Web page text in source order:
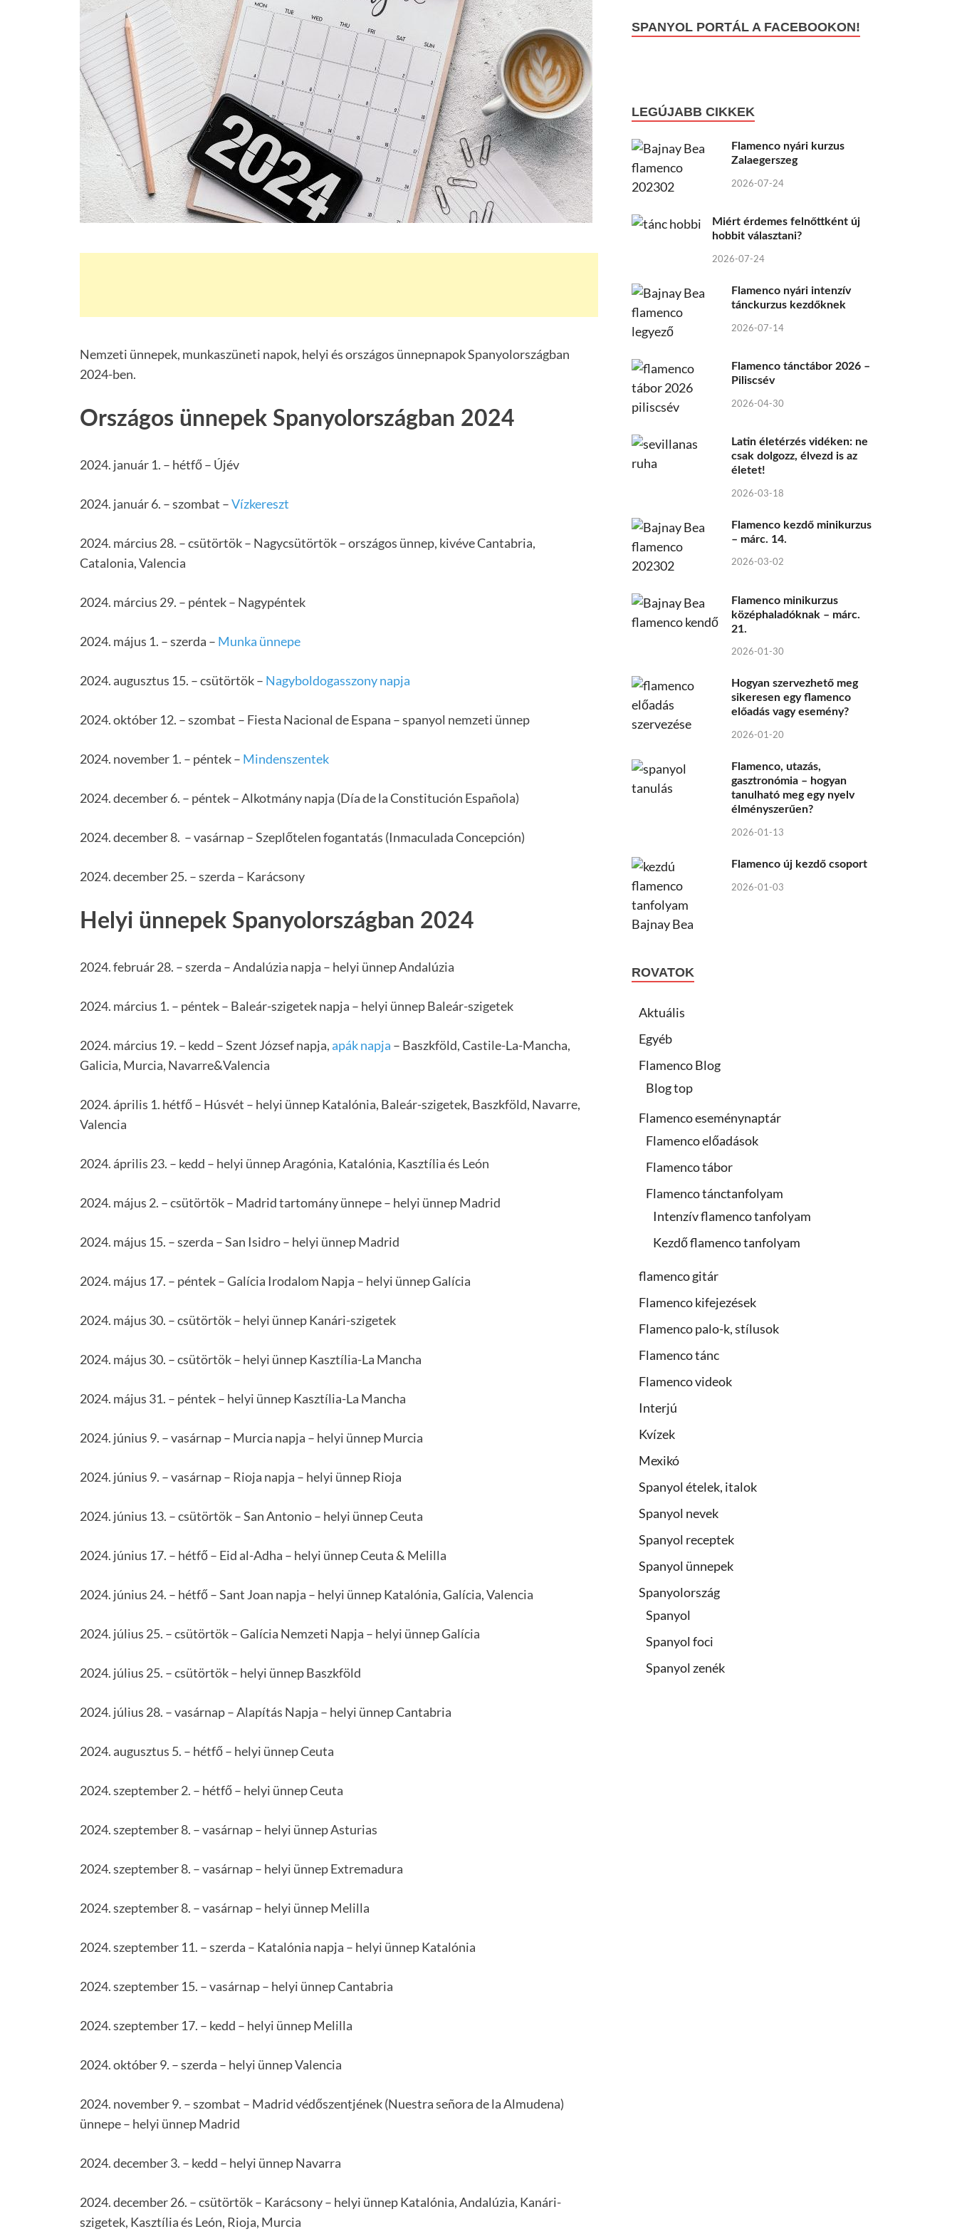
Nemzeti ünnepek, munkaszüneti napok, helyi és országos ünnepnapok Spanyolországban
2024-ben.
Országos ünnepek Spanyolországban 2024
2024. január 1. – hétfő – Újév
2024. január 6. – szombat –Vízkereszt
2024. március 28. – csütörtök – Nagycsütörtök – országos ünnep, kivéve Cantabria,
Catalonia, Valencia
2024. március 29. – péntek – Nagypéntek
2024. május 1. – szerda – Munka ünnepe
2024. augusztus 15. – csütörtök – Nagyboldogasszony napja
2024. október 12. – szombat – Fiesta Nacional de Espana – spanyol nemzeti ünnep
2024. november 1. – péntek – Mindenszentek
2024. december 6. – péntek – Alkotmány napja (Día de la Constitución Española)
2024. december 8. – vasárnap – Szeplőtelen fogantatás (Inmaculada Concepción)
2024. december 25. – szerda – Karácsony
Helyi ünnepek Spanyolországban 2024
2024. február 28. – szerda – Andalúzia napja – helyi ünnep Andalúzia
2024. március 1. – péntek – Baleár-szigetek napja – helyi ünnep Baleár-szigetek
2024. március 19. – kedd – Szent József napja,apák napja – Baszkföld, Castile-La-Mancha,
Galicia, Murcia, Navarre&Valencia
2024. április 1. hétfő – Húsvét – helyi ünnep Katalónia, Baleár-szigetek, Baszkföld, Navarre,
Valencia
2024. április 23. – kedd – helyi ünnep Aragónia, Katalónia, Kasztília és León
2024. május 2. – csütörtök – Madrid tartomány ünnepe – helyi ünnep Madrid
2024. május 15. – szerda – San Isidro – helyi ünnep Madrid
2024. május 17. – péntek – Galícia Irodalom Napja – helyi ünnep Galícia
2024. május 30. – csütörtök – helyi ünnep Kanári-szigetek
2024. május 30. – csütörtök – helyi ünnep Kasztília-La Mancha
2024. május 31. – péntek – helyi ünnep Kasztília-La Mancha
2024. június 9. – vasárnap – Murcia napja – helyi ünnep Murcia
2024. június 9. – vasárnap – Rioja napja – helyi ünnep Rioja
2024. június 13. – csütörtök – San Antonio – helyi ünnep Ceuta
2024. június 17. – hétfő – Eid al-Adha – helyi ünnep Ceuta & Melilla
2024. június 24. – hétfő – Sant Joan napja – helyi ünnep Katalónia, Galícia, Valencia
2024. július 25. – csütörtök – Galícia Nemzeti Napja – helyi ünnep Galícia
2024. július 25. – csütörtök – helyi ünnep Baszkföld
2024. július 28. – vasárnap – Alapítás Napja – helyi ünnep Cantabria
2024. augusztus 5. – hétfő – helyi ünnep Ceuta
2024. szeptember 2. – hétfő – helyi ünnep Ceuta
2024. szeptember 8. – vasárnap – helyi ünnep Asturias
2024. szeptember 8. – vasárnap – helyi ünnep Extremadura
2024. szeptember 8. – vasárnap – helyi ünnep Melilla
2024. szeptember 11. – szerda – Katalónia napja – helyi ünnep Katalónia
2024. szeptember 15. – vasárnap – helyi ünnep Cantabria
2024. szeptember 17. – kedd – helyi ünnep Melilla
2024. október 9. – szerda – helyi ünnep Valencia
2024. november 9. – szombat – Madrid védőszentjének (Nuestra señora de la Almudena)
ünnepe – helyi ünnep Madrid
2024. december 3. – kedd – helyi ünnep Navarra
2024. december 26. – csütörtök – Karácsony – helyi ünnep Katalónia, Andalúzia, Kanári-
szigetek, Kasztília és León, Rioja, Murcia
SPANYOL PORTÁL A FACEBOOKON!
LEGÚJABB CIKKEK
Flamenco nyári kurzus
Zalaegerszeg
2026-07-24
Miért érdemes felnőttként új
hobbit választani?
2026-07-24
Flamenco nyári intenzív
tánckurzus kezdőknek
2026-07-14
Flamenco tánctábor 2026 –
Piliscsév
2026-04-30
Latin életérzés vidéken: ne
csak dolgozz, élvezd is az
életet!
2026-03-18
Flamenco kezdő minikurzus
– márc. 14.
2026-03-02
Flamenco minikurzus
középhaladóknak – márc.
21.
2026-01-30
Hogyan szervezhető meg
sikeresen egy flamenco
előadás vagy esemény?
2026-01-20
Flamenco, utazás,
gasztronómia – hogyan
tanulható meg egy nyelv
élményszerűen?
2026-01-13
Flamenco új kezdő csoport
2026-01-03
ROVATOK
Aktuális
Egyéb
Flamenco Blog
Blog top
Flamenco eseménynaptár
Flamenco előadások
Flamenco tábor
Flamenco tánctanfolyam
Intenzív flamenco tanfolyam
Kezdő flamenco tanfolyam
flamenco gitár
Flamenco kifejezések
Flamenco palo-k, stílusok
Flamenco tánc
Flamenco videok
Interjú
Kvízek
Mexikó
Spanyol ételek, italok
Spanyol nevek
Spanyol receptek
Spanyol ünnepek
Spanyolország
Spanyol
Spanyol foci
Spanyol zenék